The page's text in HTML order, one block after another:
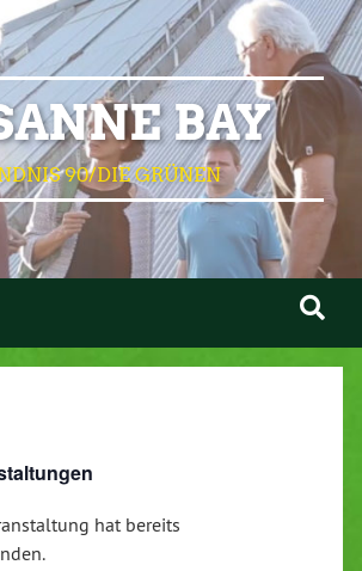
BAY
90/DIE GRÜNEN
hat bereits